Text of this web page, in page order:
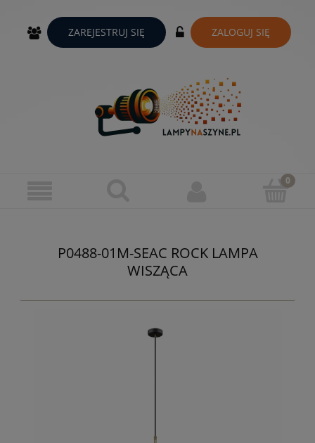
ZAREJESTRUJ SIĘ ZALOGUJ SIĘ
P0488-01M-SEAC ROCK LAMPA
WISZĄCA